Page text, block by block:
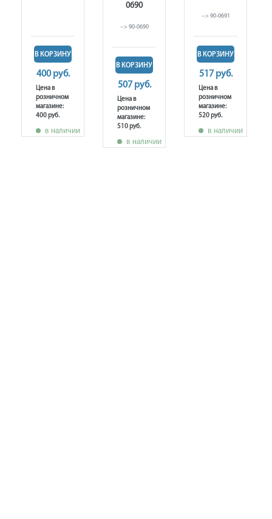
В КОРЗИНУ
400 руб.
Цена в
розничном
магазине:
400 руб.
в наличии
0690
--> 90-0690
В КОРЗИНУ
507 руб.
Цена в
розничном
магазине:
510 руб.
в наличии
--> 90-0691
В КОРЗИНУ
517 руб.
Цена в
розничном
магазине:
520 руб.
в наличии